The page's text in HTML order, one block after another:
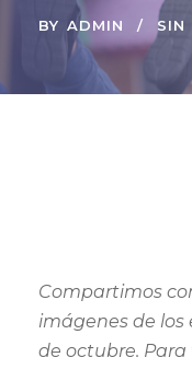
BY ADMIN SIN
Compartimos
imágenes de los
de octubre. Para